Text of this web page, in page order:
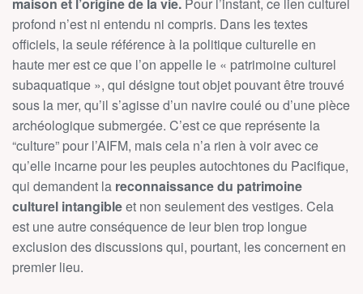
profond n’est ni entendu ni compris. Dans les textes
officiels, la seule référence à la politique culturelle en
haute mer est ce que l’on appelle le « patrimoine culturel
subaquatique », qui désigne tout objet pouvant être trouvé
sous la mer, qu’il s’agisse d’un navire coulé ou d’une pièce
archéologique submergée. C’est ce que représente la
“culture” pour l’AIFM, mais cela n’a rien à voir avec ce
qu’elle incarne pour les peuples autochtones du Pacifique,
qui demandent la reconnaissance du patrimoine
culturel intangibleet non seulement des vestiges. Cela
est une autre conséquence de leur bien trop longue
exclusion des discussions qui, pourtant, les concernent en
premier lieu.